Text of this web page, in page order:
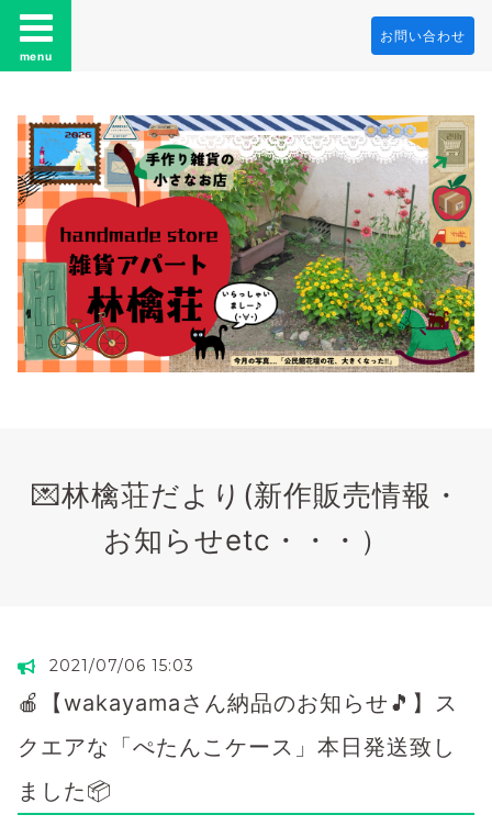
menu
お問い合わせ
💌林檎荘だより(新作販売情報・
お知らせetc・・・）
2021/07/06 15:03
🍎【wakayamaさん納品のお知らせ🎵】ス
クエアな「ぺたんこケース」本日発送致し
ました📦